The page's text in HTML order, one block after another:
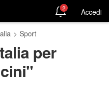
2 Accedi
> Sport
per